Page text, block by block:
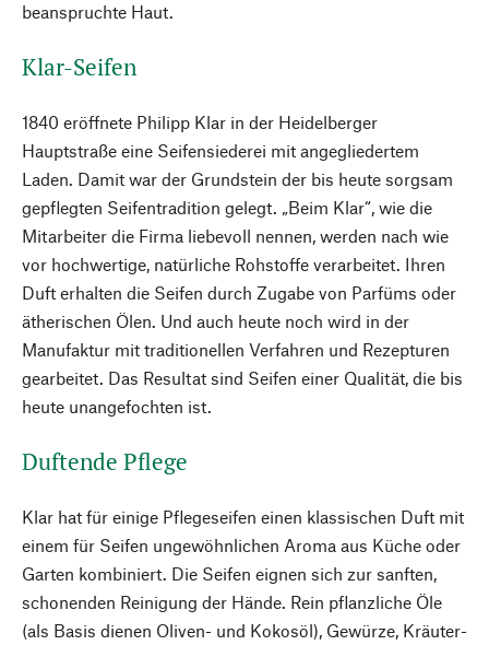
beanspruchte Haut.
Klar-Seifen
1840 eröffnete Philipp Klar in der Heidelberger
Hauptstraße eine Seifensiederei mit angegliedertem
Laden. Damit war der Grundstein der bis heute sorgsam
gepflegten Seifentradition gelegt. „Beim Klar“, wie die
Mitarbeiter die Firma liebevoll nennen, werden nach wie
vor hochwertige, natürliche Rohstoffe verarbeitet. Ihren
Duft erhalten die Seifen durch Zugabe von Parfüms oder
ätherischen Ölen. Und auch heute noch wird in der
Manufaktur mit traditionellen Verfahren und Rezepturen
gearbeitet. Das Resultat sind Seifen einer Qualität, die bis
heute unangefochten ist.
Duftende Pflege
Klar hat für einige Pflegeseifen einen klassischen Duft mit
einem für Seifen ungewöhnlichen Aroma aus Küche oder
Garten kombiniert. Die Seifen eignen sich zur sanften,
schonenden Reinigung der Hände. Rein pflanzliche Öle
(als Basis dienen Oliven- und Kokosöl), Gewürze, Kräuter-